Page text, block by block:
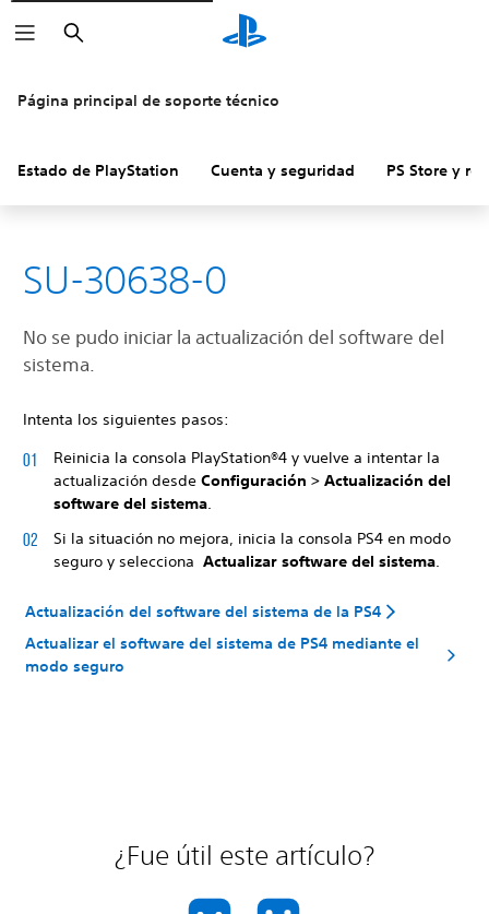
Buscar
Página principal de soporte técnico
Estado de PlayStation Cuenta y seguridad PS Store y
SU-30638-0
No se pudo iniciar la actualización del software del
sistema.
Intenta los siguientes pasos:
Reinicia la consola PlayStation®4 y vuelve a intentar la
actualización desde Configuración > Actualización del
software del sistema.
Si la situación no mejora, inicia la consola PS4 en modo
seguro y selecciona Actualizar software del sistema
Actualización del software del sistema de la PS4
Actualizar el software del sistema de PS4 mediante el
modo seguro
¿Fue útil este artículo?